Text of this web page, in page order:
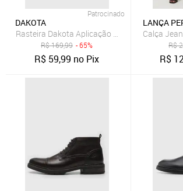
Patrocinado
DAKOTA
Rasteira Dakota Aplicação Coral
R$169,99 - 65%
R$ 59,99 no Pix
LANÇA
Calça
R$
R$